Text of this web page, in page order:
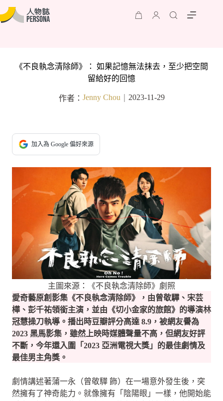
《不良執念清除師》： 如果記憶無法抹去，至少把空間
留給好的回憶
作者： Jenny Chou｜ 2023-11-29
加入為 Google 偏好來源
主圖來源：《不良執念清除師》劇照
愛奇藝原創影集《不良執念清除師》，由曾敬驊、宋芸
樺、彭千祐領銜主演，並由《切小金家的旅館》的導演林
冠慧操刀執導。播出時豆瓣評分高達 8.9，被網友譽為
2023 黑馬影集，雖然上映時媒體聲量不高，但網友好評
不斷，今年還入圍「2023 亞洲電視大獎」的最佳劇情及
最佳男主角獎。
劇情講述著蒲一永（曾敬驊 飾）在一場意外發生後，突
然擁有了神奇能力。就像擁有「陰陽眼」一樣，他開始能